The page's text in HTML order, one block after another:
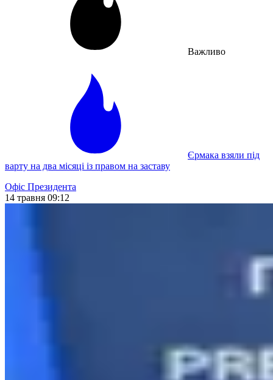
Важливо
Єрмака взяли під
варту на два місяці із правом на заставу
Офіс Президента
14 травня 09:12